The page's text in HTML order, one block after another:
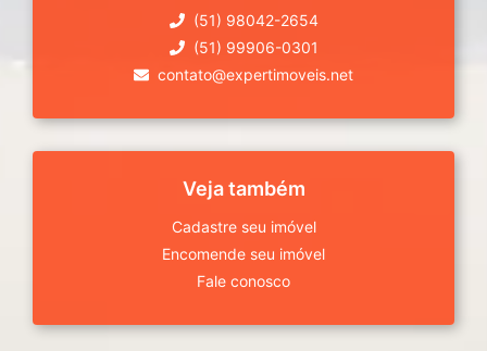
(51) 98042-2654
(51) 99906-0301
contato@expertimoveis.net
Veja também
Cadastre seu imóvel
Encomende seu imóvel
Fale conosco